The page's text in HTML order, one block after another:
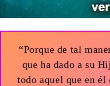
“Porque de tal
que ha dado a su
todo aquel que en él